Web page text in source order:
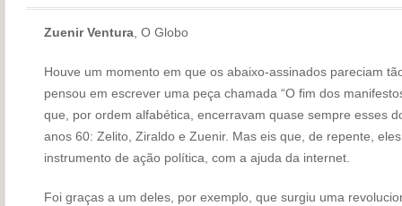
Zuenir Ventura, O Globo
Houve um momento em que os abaixo-assinados pareciam
pensou em escrever uma peça chamada “O fim dos
que, por ordem alfabética, encerravam quase sempre esses
anos 60: Zelito, Ziraldo e Zuenir. Mas eis que, de repente,
instrumento de ação política, com a ajuda da internet.
Foi graças a um deles, por exemplo, que surgiu uma